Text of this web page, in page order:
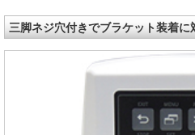
三脚ネジ穴付きでブラケット装着に